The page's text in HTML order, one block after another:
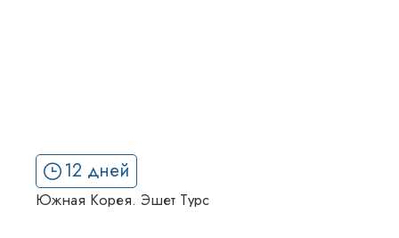
12 дней
Южная Корея. Эшет Турс